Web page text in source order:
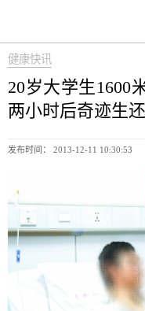
健康快讯
20岁大学生1600
两小时后奇迹生还
发布时间： 2013-12-11 10:30:53